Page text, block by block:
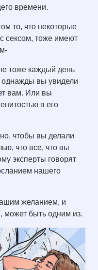
времени.
то, что некоторые
сексом, тоже имеют
тоже каждый день
однажды вы увидели
вам. Или вы
в его
чтобы вы делали
что все, что вы
эксперты говорят
нашего
желанием, и
может быть одним из.